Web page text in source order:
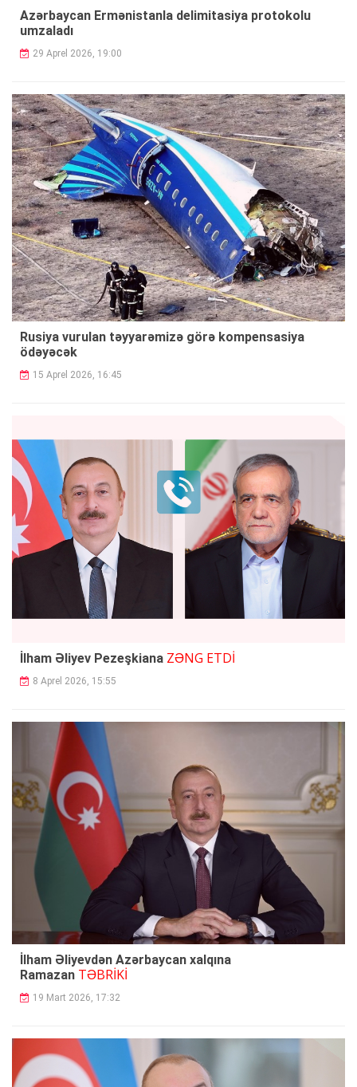
Azərbaycan Ermənistanla delimitasiya protokolu
umzaladı
29 Aprel 2026, 19:00
Rusiya vurulan təyyarəmizə görə kompensasiya
ödəyəcək
15 Aprel 2026, 16:45
İlham Əliyev Pezeşkiana ZƏNG ETDİ
8 Aprel 2026, 15:55
İlham Əliyevdən Azərbaycan xalqına
Ramazan TƏBRİKİ
19 Mart 2026, 17:32